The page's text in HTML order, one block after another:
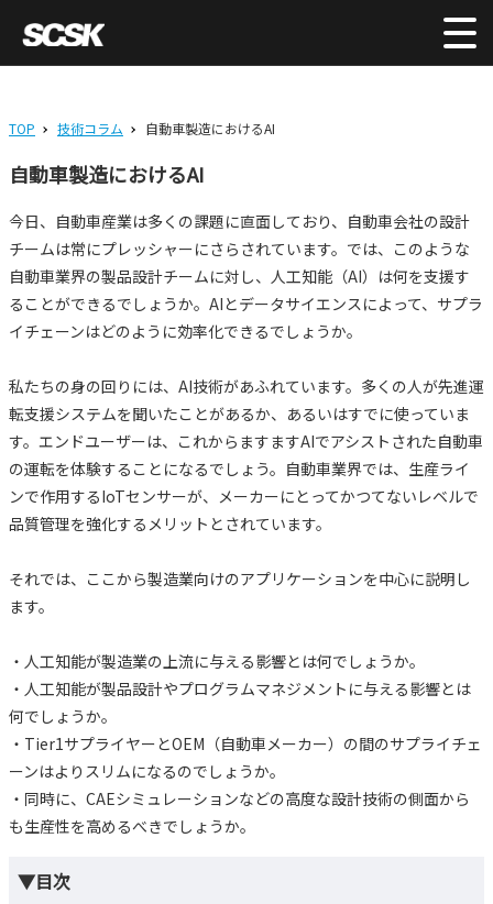
TOP 技術コラム 自動車製造におけるAI
自動車製造におけるAI
今日、自動車産業は多くの課題に直面しており、自動車会社の設計
チームは常にプレッシャーにさらされています。では、このような
自動車業界の製品設計チームに対し、人工知能（AI）は何を支援す
ることができるでしょうか。AIとデータサイエンスによって、サプラ
イチェーンはどのように効率化できるでしょうか。
私たちの身の回りには、AI技術があふれています。多くの人が先進運
転支援システムを聞いたことがあるか、あるいはすでに使っていま
す。エンドユーザーは、これからますますAIでアシストされた自動車
の運転を体験することになるでしょう。自動車業界では、生産ライ
ンで作用するIoTセンサーが、メーカーにとってかつてないレベルで
品質管理を強化するメリットとされています。
それでは、ここから製造業向けのアプリケーションを中心に説明し
ます。
・人工知能が製造業の上流に与える影響とは何でしょうか。
・人工知能が製品設計やプログラムマネジメントに与える影響とは
何でしょうか。
・Tier1サプライヤーとOEM（自動車メーカー）の間のサプライチェ
ーンはよりスリムになるのでしょうか。
・同時に、CAEシミュレーションなどの高度な設計技術の側面から
も生産性を高めるべきでしょうか。
▼目次